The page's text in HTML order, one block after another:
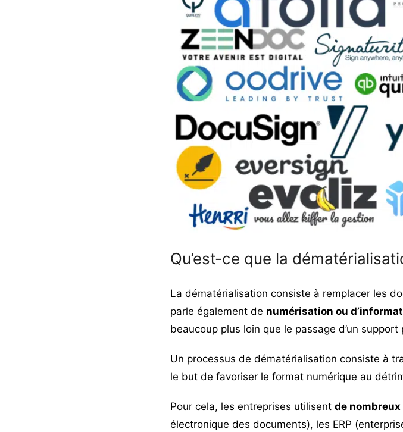
Qu’est-ce que la
La dématérialisation consiste à remplacer les
parle également de numérisation ou
beaucoup plus loin que le passage d’un
Un processus de dématérialisation consiste à
le but de favoriser le format numérique au
Pour cela, les entreprises utilisent de
électronique des documents), les ERP (